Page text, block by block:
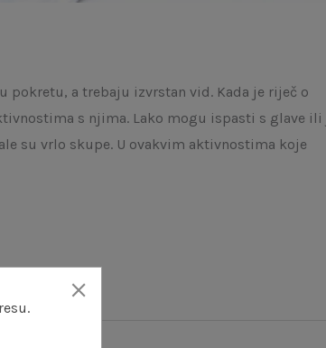
pokretu, a trebaju izvrstan vid. Kada je riječ o
s njima. Lako mogu ispasti s glave ili
su vrlo skupe. U ovakvim aktivnostima koje